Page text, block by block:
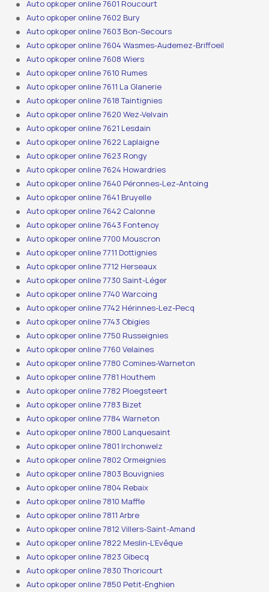
Auto opkoper online 7601 Roucourt
Auto opkoper online 7602 Bury
Auto opkoper online 7603 Bon-Secours
Auto opkoper online 7604 Wasmes-Audemez-Briffoeil
Auto opkoper online 7608 Wiers
Auto opkoper online 7610 Rumes
Auto opkoper online 7611 La Glanerie
Auto opkoper online 7618 Taintignies
Auto opkoper online 7620 Wez-Velvain
Auto opkoper online 7621 Lesdain
Auto opkoper online 7622 Laplaigne
Auto opkoper online 7623 Rongy
Auto opkoper online 7624 Howardries
Auto opkoper online 7640 Péronnes-Lez-Antoing
Auto opkoper online 7641 Bruyelle
Auto opkoper online 7642 Calonne
Auto opkoper online 7643 Fontenoy
Auto opkoper online 7700 Mouscron
Auto opkoper online 7711 Dottignies
Auto opkoper online 7712 Herseaux
Auto opkoper online 7730 Saint-Léger
Auto opkoper online 7740 Warcoing
Auto opkoper online 7742 Hérinnes-Lez-Pecq
Auto opkoper online 7743 Obigies
Auto opkoper online 7750 Russeignies
Auto opkoper online 7760 Velaines
Auto opkoper online 7780 Comines-Warneton
Auto opkoper online 7781 Houthem
Auto opkoper online 7782 Ploegsteert
Auto opkoper online 7783 Bizet
Auto opkoper online 7784 Warneton
Auto opkoper online 7800 Lanquesaint
Auto opkoper online 7801 Irchonwelz
Auto opkoper online 7802 Ormeignies
Auto opkoper online 7803 Bouvignies
Auto opkoper online 7804 Rebaix
Auto opkoper online 7810 Maffle
Auto opkoper online 7811 Arbre
Auto opkoper online 7812 Villers-Saint-Amand
Auto opkoper online 7822 Meslin-L’Evêque
Auto opkoper online 7823 Gibecq
Auto opkoper online 7830 Thoricourt
Auto opkoper online 7850 Petit-Enghien